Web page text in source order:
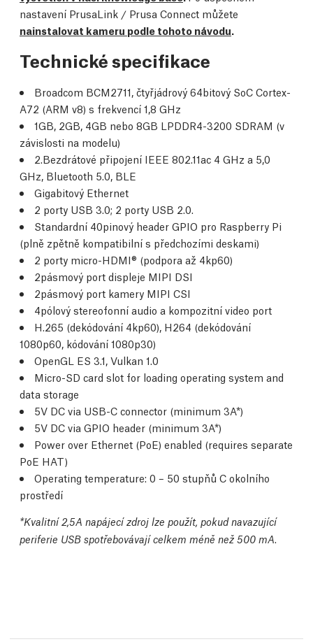
nastavení PrusaLink / Prusa Connect můžete
nainstalovat kameru podle tohoto návodu.
Technické specifikace
Broadcom BCM2711, čtyřjádrový 64bitový SoC Cortex-
A72 (ARM v8) s frekvencí 1,8 GHz
1GB, 2GB, 4GB nebo 8GB LPDDR4-3200 SDRAM (v
závislosti na modelu)
2.Bezdrátové připojení IEEE 802.11ac 4 GHz a 5,0
GHz, Bluetooth 5.0, BLE
Gigabitový Ethernet
2 porty USB 3.0; 2 porty USB 2.0.
Standardní 40pinový header GPIO pro Raspberry Pi
(plně zpětně kompatibilní s předchozími deskami)
2 porty micro-HDMI® (podpora až 4kp60)
2pásmový port displeje MIPI DSI
2pásmový port kamery MIPI CSI
4pólový stereofonní audio a kompozitní video port
H.265 (dekódování 4kp60), H264 (dekódování
1080p60, kódování 1080p30)
OpenGL ES 3.1, Vulkan 1.0
Micro-SD card slot for loading operating system and
data storage
5V DC via USB-C connector (minimum 3A*)
5V DC via GPIO header (minimum 3A*)
Power over Ethernet (PoE) enabled (requires separate
PoE HAT)
Operating temperature: 0 – 50 stupňů C okolního
prostředí
*Kvalitní 2,5A napájecí zdroj lze použít, pokud navazující
periferie USB spotřebovávají celkem méně než 500 mA.